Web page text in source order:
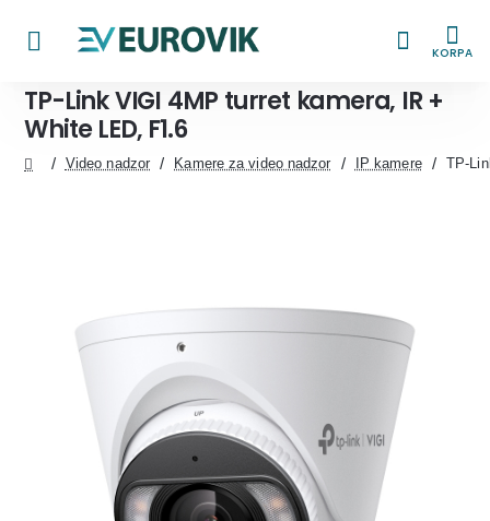
KORPA
TP-Link VIGI 4MP turret kamera, IR +
White LED, F1.6
Video nadzor Kamere za video nadzor IP kamere TP-